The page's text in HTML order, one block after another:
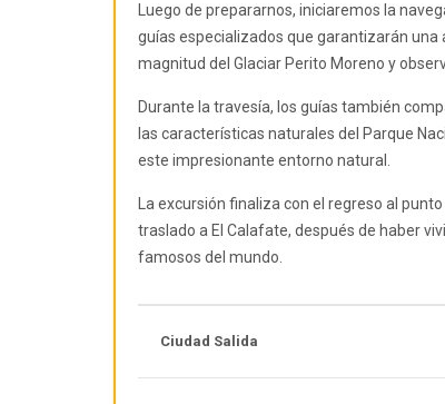
Luego de prepararnos, iniciaremos la
guías especializados que garantizarán
magnitud del Glaciar Perito Moreno y
Durante la travesía, los guías también
las características naturales del Parque
este impresionante entorno natural.
La excursión finaliza con el regreso al
traslado a El Calafate, después de haber
famosos del mundo.
Ciudad Salida